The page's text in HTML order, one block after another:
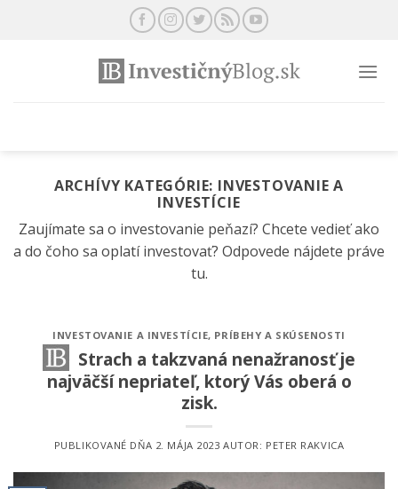
ARCHÍVY KATEGÓRIE: INVESTOVANIE A
INVESTÍCIE
Zaujímate sa o investovanie peňazí? Chcete vedieť ako
a do čoho sa oplatí investovať? Odpovede nájdete práve
tu.
INVESTOVANIE A INVESTÍCIE, PRÍBEHY A SKÚSENOSTI
Strach a takzvaná nenažranosť je
najväčší nepriateľ, ktorý Vás oberá o
zisk.
PUBLIKOVANÉ DŇA 2. MÁJA 2023 AUTOR: PETER RAKVICA